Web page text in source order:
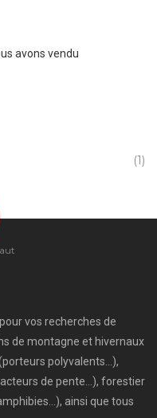
avons vendu
(1)
vos recherches de
de montagne et hivernaux
polyvalents…),
de pente…), forestier
ainsi que tous